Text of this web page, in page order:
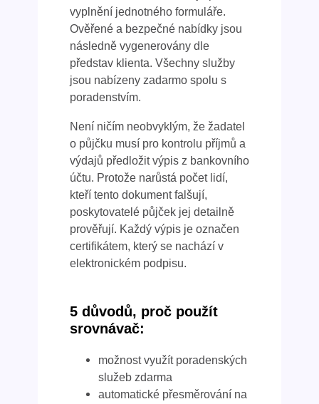
vyplnění jednotného formuláře.
Ověřené a bezpečné nabídky jsou
následně vygenerovány dle
představ klienta. Všechny služby
jsou nabízeny zadarmo spolu s
poradenstvím.
Není ničím neobvyklým, že žadatel
o půjčku musí pro kontrolu příjmů a
výdajů předložit výpis z bankovního
účtu. Protože narůstá počet lidí,
kteří tento dokument falšují,
poskytovatelé půjček jej detailně
prověřují. Každý výpis je označen
certifikátem, který se nachází v
elektronickém podpisu.
5 důvodů, proč použít
srovnávač:
možnost využít poradenských
služeb zdarma
automatické přesměrování na